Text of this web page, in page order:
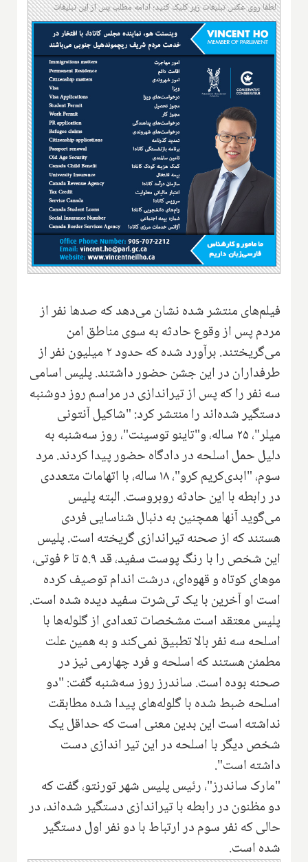
لطفا روی عکس تبلیغات زیر کلیک کنید؛ ادامه مطلب پس از این تبلیغات
فیلم‌های منتشر شده نشان می‌دهد که صدها نفر از
مردم پس از وقوع حادثه به سوی مناطق امن
می‌گریختند. برآورد شده که حدود ۲ میلیون نفر از
طرفداران در این جشن حضور داشتند.پلیس اسامی
سه نفر را که پس از تیراندازی در مراسم روز دوشنبه
دستگیر شده‌اند را منتشر کرد: "شاکیل آنتونی
میلر"، ۲۵ ساله، و"تاینو توسینت"، روز سه‌شنبه به
دلیل حمل اسلحه در دادگاه حضور پیدا کردند. مرد
سوم، "ابدی‌کریم کرو"، ۱۸ ساله، با اتهامات متعددی
در رابطه با این حادثه روبروست. البته پلیس
می‌گوید آنها همچنین به دنبال شناسایی فردی
هستند که از صحنه تیراندازی گریخته است.‌ پلیس
این شخص را با رنگ پوست سفید، قد ۵.۹ تا ۶ فوتی،
موهای کوتاه و قهوه‌ای، درشت اندام توصیف کرده
است او آخرین با یک تی‌شرت سفید دیده شده است.
پلیس معتقد است مشخصات تعدادی از گلوله‌ها با
اسلحه سه نفر بالا تطبیق نمی‌کند و به همین علت
مطمئن هستند که اسلحه و فرد چهارمی نیز در
صحنه بوده است. ساندرز روز سه‌شنبه گفت: "دو
اسلحه ضبط شده با گلوله‌های پیدا شده مطابقت
نداشته است‌ این بدین معنی است که حداقل یک
شخص دیگر با اسلحه در این تیر اندازی دست
داشته است".
"مارک ساندرز"، رئیس پلیس شهر تورنتو، گفت که
دو مظنون در رابطه با تیراندازی دستگیر شده‌اند، در
حالی که نفر سوم در ارتباط با دو نفر اول دستگیر
شده است.